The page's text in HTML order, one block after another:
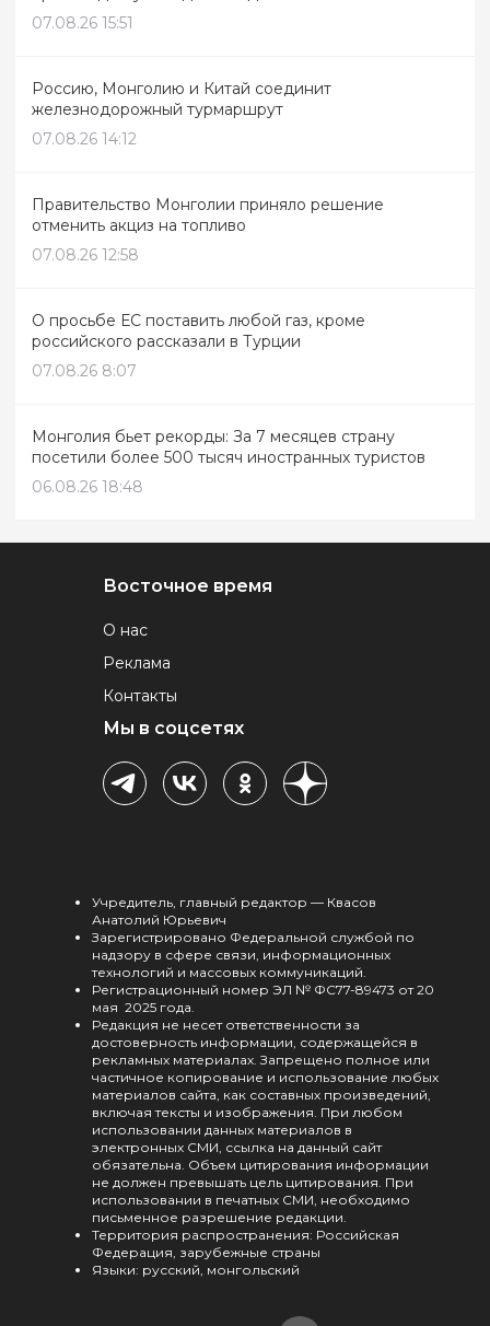
07.08.26 15:51
Россию, Монголию и Китай соединит
железнодорожный турмаршрут
07.08.26 14:12
Правительство Монголии приняло решение
отменить акциз на топливо
07.08.26 12:58
О просьбе ЕС поставить любой газ, кроме
российского рассказали в Турции
07.08.26 8:07
Монголия бьет рекорды: За 7 месяцев страну
посетили более 500 тысяч иностранных туристов
06.08.26 18:48
Восточное время
О нас
Реклама
Контакты
Мы в соцсетях
Учредитель, главный редактор — Квасов
Анатолий Юрьевич
Зарегистрировано Федеральной службой по
надзору в сфере связи, информационных
технологий и массовых коммуникаций.
Регистрационный номер ЭЛ № ФС77-89473 от 20
мая 2025 года.
Редакция не несет ответственности за
достоверность информации, содержащейся в
рекламных материалах. Запрещено полное или
частичное копирование и использование любых
материалов сайта, как составных произведений,
включая тексты и изображения. При любом
использовании данных материалов в
электронных СМИ, ссылка на данный сайт
обязательна. Объем цитирования информации
не должен превышать цель цитирования. При
использовании в печатных СМИ, необходимо
письменное разрешение редакции.
Территория распространения: Российская
Федерация, зарубежные страны
Языки: русский, монгольский